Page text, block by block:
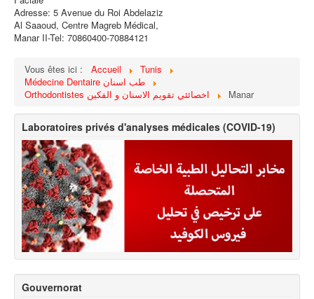
Adresse: 5 Avenue du Roi Abdelaziz
Al Saaoud, Centre Magreb Médical,
Manar II-Tel: 70860400-70884121
Vous êtes ici : Accueil
Tunis
Médecine Dentaire طب اسنان
Manar
Laboratoires privés d'analyses médicales (COVID-19)
Gouvernorat